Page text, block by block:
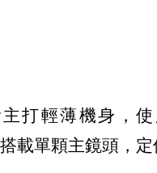
打輕薄機身，
載單顆主鏡頭，定